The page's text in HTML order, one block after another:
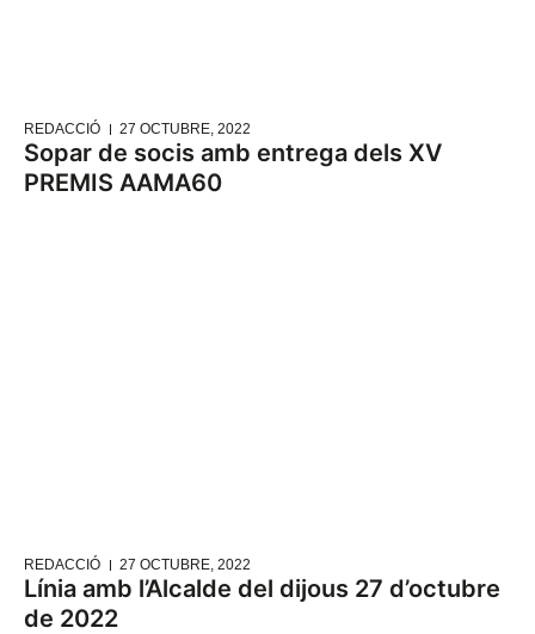
REDACCIÓ 27 OCTUBRE, 2022
Sopar de socis amb entrega dels XV
PREMIS AAMA60
REDACCIÓ 27 OCTUBRE, 2022
Línia amb l’Alcalde del dijous 27 d’octubre
de 2022